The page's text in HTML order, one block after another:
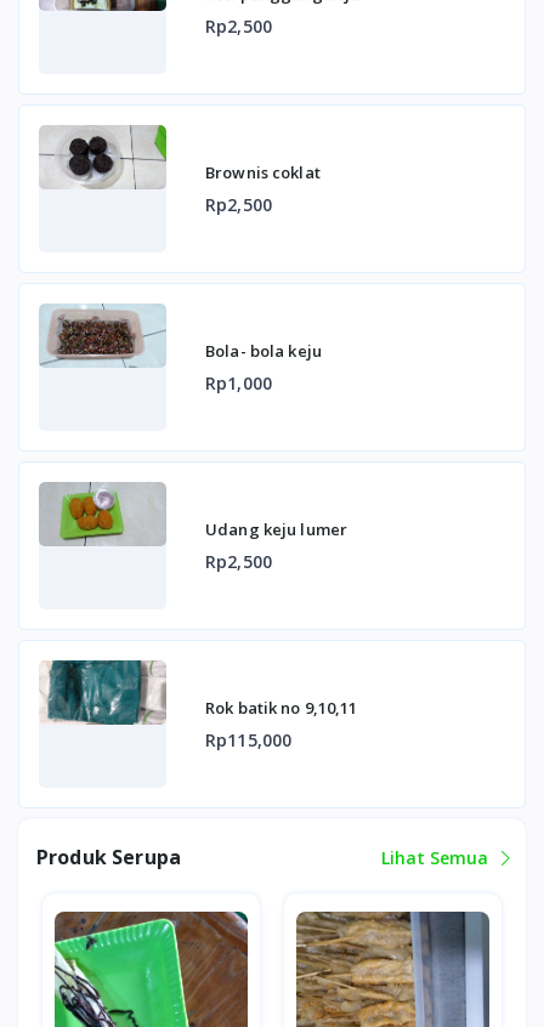
Rp2,500
Brownis coklat
Rp2,500
Bola- bola keju
Rp1,000
Udang keju lumer
Rp2,500
Rok batik no 9,10,11
Rp115,000
Produk Serupa Lihat Semua